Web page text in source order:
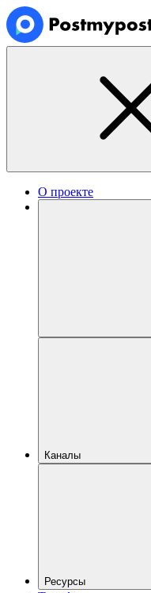
О проекте
Каналы
Ресурсы